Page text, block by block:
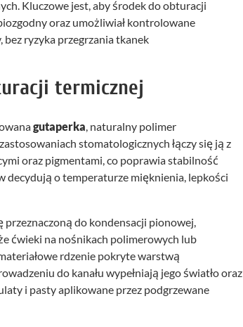
Kluczowe jest, aby środek do obturacji
oraz umożliwiał kontrolowane
ryzyka przegrzania tkanek
termicznej
gutaperka, naturalny polimer
stomatologicznych łączy się ją z
oraz pigmentami, co poprawia stabilność
decydują o temperaturze mięknienia, lepkości
do kondensacji pionowej,
ćwieki na nośnikach polimerowych lub
rdzenie pokryte warstwą
do kanału wypełniają jego światło oraz
i pasty aplikowane przez podgrzewane